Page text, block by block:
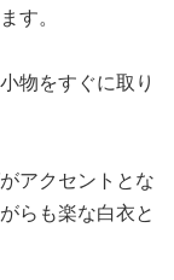
す。
物をすぐに取り
アクセントとな
らも楽な白衣と